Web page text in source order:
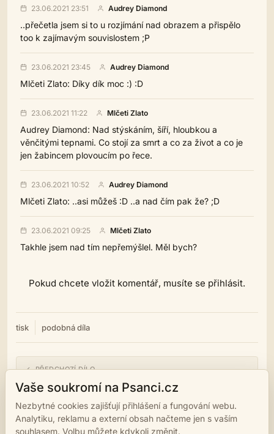
23.06.2021 23:51 Audrey Diamond
..přečetla jsem si to u rozjímání nad obrazem a přispělo
too k zajímavým souvislostem ;P
23.06.2021 23:45 Audrey Diamond
Mlčeti Zlato: Díky dík moc :) :D
23.06.2021 11:22 Mlčeti Zlato
Audrey Diamond: Nad stýskáním, šíří, hloubkou a
věnčitými tepnami. Co stojí za smrt a co za život a co je
jen žabincem plovoucím po řece.
23.06.2021 10:52 Audrey Diamond
Mlčeti Zlato: ..asi můžeš :D ..a nad čím pak že? ;D
23.06.2021 09:25 Mlčeti Zlato
Takhle jsem nad tím nepřemýšlel. Měl bych?
Pokud chcete vložit komentář, musíte se přihlásit.
tisk podobná díla
← PŘEDCHOZÍ DÍLO
-Rozkvétám-
NÁSLEDUJÍCÍ DÍLO →
*HŘEJE NÁS LET*
Vaše soukromí na Psanci.cz
Nezbytné cookies zajišťují přihlášení a fungování webu.
Analytiku, reklamu a externí obsah načteme jen s vaším
souhlasem. Volbu můžete kdykoli změnit.